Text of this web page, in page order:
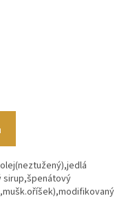
sirup,špenátový